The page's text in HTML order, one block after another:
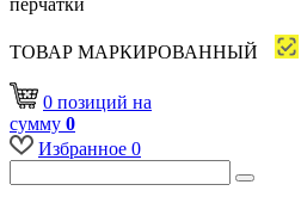
перчатки
ТОВАР МАРКИРОВАННЫЙ
0 позиций на
сумму 0
Избранное 0